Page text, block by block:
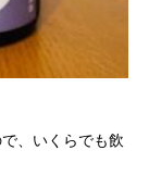
、いくらでも飲